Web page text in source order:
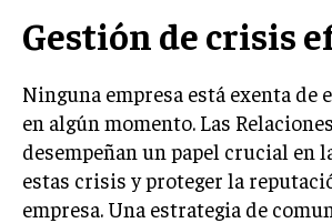
IMPORTACIÓN Y EXPORTACIÓN
TECNOLOGIA
SOSTENIBILIDAD Y MEDIO
GESTIÓN DE LA INNOVACIÓN
Gestión de crisis
Ninguna empresa está exenta
en algún momento. Las
desempeñan un papel crucial en
estas crisis y proteger la
empresa. Una estrategia de